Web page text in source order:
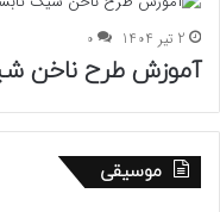
2 تیر 1404 0
آموزش طرح ناخن
موسیقی